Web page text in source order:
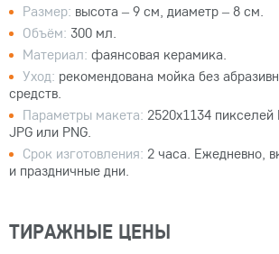
Размер: высота – 9 см, диаметр – 8 см.
Объём: 300 мл.
Материал: фаянсовая керамика.
Уход: рекомендована мойка без
средств.
Параметры макета: 2520x1134
JPG или PNG.
Срок изготовления: 2 часа. Ежедневно,
и праздничные дни.
ТИРАЖНЫЕ ЦЕНЫ